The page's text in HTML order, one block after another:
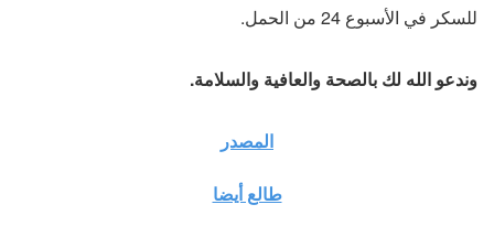
للسكر في الأسبوع 24 من الحمل.
وندعو الله لك بالصحة والعافية والسلامة.
المصدر
طالع أيضا